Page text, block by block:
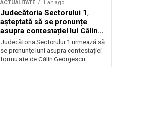
ACTUALITATE 1 an ago
Judecătoria Sectorului 1,
așteptată să se pronunțe
asupra contestației lui Călin
Georgescu privind controlul
judiciar
Judecătoria Sectorului 1 urmează să
se pronunțe luni asupra contestației
formulate de Călin Georgescu...